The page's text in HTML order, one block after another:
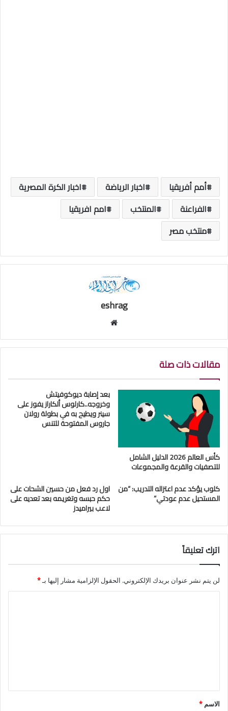
أمم أفريقيا اخبار الرياضة
اخبار الكرة المصرية
الفراعنة
المنتخب
امم افريقيا
منتخب مصر
eshrag
مقالات ذات صلة
كأس العالم 2026 الدليل الشامل
للتصفيات والقرعة والمجموعات
بعد إصابة ديوكوفيتش
وخروجه..كارلوس ألكاراز يفوز على
سينر ويطيح به في بطولة رولان
جاروس المفتوحة للتنس
كلوب يؤكد عدم اعتزاله التدريب: “من
المستحيل عدم عودتي”
اول رد فعل من حسين الشحات على
حكم حبسه وتغريمه بعد تعديه على
لاعب بيراميدز
اترك تعليقاً
لن يتم نشر عنوان بريدك الإلكتروني. الحقول الإلزامية مشار إليها بـ*
ق
*
الاسم *